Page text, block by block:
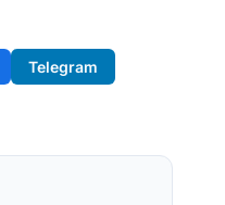
Telegram